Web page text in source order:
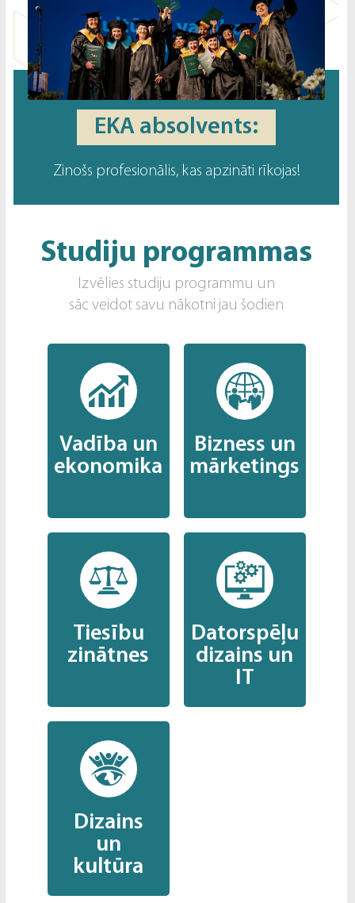
EKA absolvents:
Zinošs profesionālis, kas apzināti rīkojas!
Studiju programmas
Izvēlies studiju programmu un
sāc veidot savu nākotni jau šodien
Vadība un
ekonomika
Bizness un
mārketings
Tiesību
zinātnes
Datorspēļu
dizains un
IT
Dizains
un
kultūra